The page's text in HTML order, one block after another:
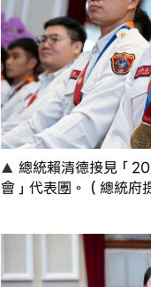
總統賴清德接見「
會」代表團。（總統府